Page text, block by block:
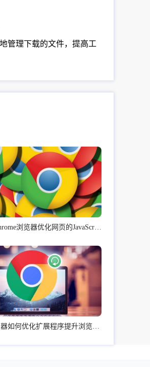
管理下载的文件，提高工
如何通过Chrome浏览器优化网页的JavaScript执行
chrome浏览器如何优化扩展程序提升浏览器速度